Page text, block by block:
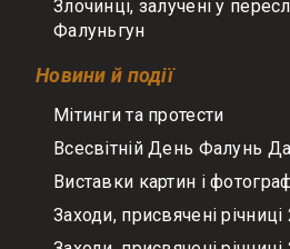
Злочинці, залучені у
Фалуньгун
Новини й події
Мітинги та протести
Всесвітній День Фалунь
Виставки картин і
Заходи, присвячені